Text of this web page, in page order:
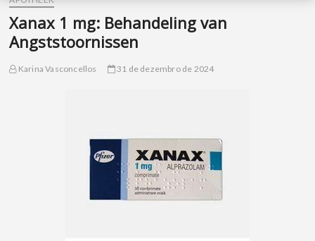
Xanax 1 mg: Behandeling van
Angststoornissen
Karina Vasconcellos 31 de dezembro de 2024